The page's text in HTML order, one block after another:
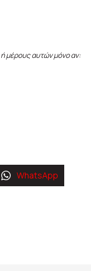
μέρους αυτών μόνο αν:
WhatsApp